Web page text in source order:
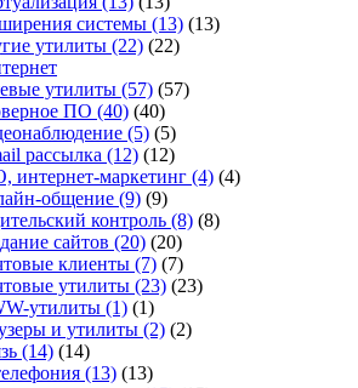
системы (13) (13)
утилиты (22) (22)
утилиты (57) (57)
ПО (40) (40)
(5) (5)
рассылка (12) (12)
интернет-маркетинг (4) (4)
общение (9) (9)
контроль (8) (8)
сайтов (20) (20)
клиенты (7) (7)
утилиты (23) (23)
утилиты (1) (1)
и утилиты (2) (2)
(14) (14)
(13) (13)